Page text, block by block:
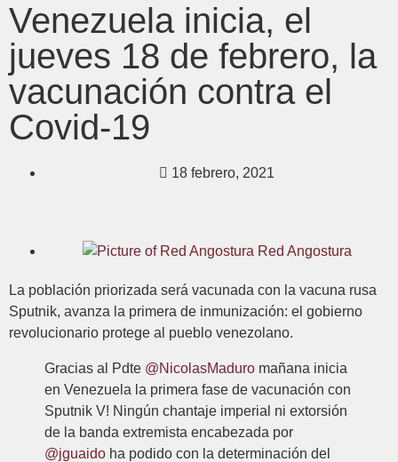
Venezuela inicia, el
jueves 18 de febrero, la
vacunación contra el
Covid-19
18 febrero, 2021
Red Angostura
La población priorizada será vacunada con la vacuna rusa
Sputnik, avanza la primera de inmunización: el gobierno
revolucionario protege al pueblo venezolano.
Gracias al Pdte @NicolasMaduro mañana inicia
en Venezuela la primera fase de vacunación con
Sputnik V! Ningún chantaje imperial ni extorsión
de la banda extremista encabezada por
@jguaido ha podido con la determinación del